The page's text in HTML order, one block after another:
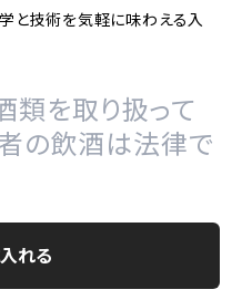
と技術を気軽に味わえる入
類を取り扱って
の飲酒は法律で
れる